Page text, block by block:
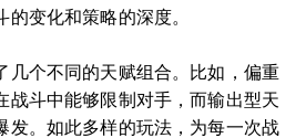
变化和策略的深度。
几个不同的天赋组合。比如，偏重
战斗中能够限制对手，而输出型天
发。如此多样的玩法，为每一次战